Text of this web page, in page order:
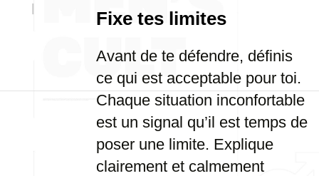
Fixe tes limites
Avant de te défendre, définis
ce qui est acceptable pour toi.
Chaque situation inconfortable
est un signal qu’il est temps de
poser une limite. Explique
clairement et calmement